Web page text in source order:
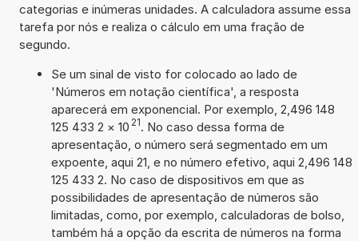
categorias e inúmeras unidades. A calculadora assume essa
tarefa por nós e realiza o cálculo em uma fração de
segundo.
Se um sinal de visto for colocado ao lado de
'Números em notação científica', a resposta
aparecerá em exponencial. Por exemplo, 2,496 148
125 433 2 × 10 21. No caso dessa forma de
apresentação, o número será segmentado em um
expoente, aqui 21, e no número efetivo, aqui 2,496 148
125 433 2. No caso de dispositivos em que as
possibilidades de apresentação de números são
limitadas, como, por exemplo, calculadoras de bolso,
também há a opção da escrita de números na forma